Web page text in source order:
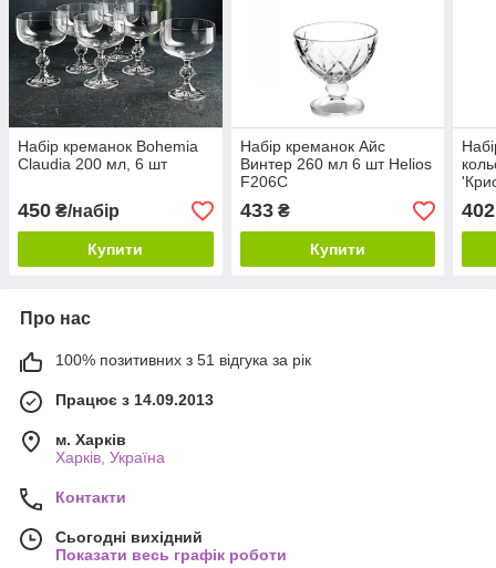
Набір креманок Bohemia
Claudia 200 мл, 6 шт
450 ₴/набір
Купити
Набір креманок Айс
Винтер 260 мл 6 шт Helios
F206C
433₴
Купити
402
Про нас
100% позитивних з 51 відгука за рік
Працює з 14.09.2013
м. Харків
Харків, Україна
Контакти
Сьогодні вихідний
Показати весь графік роботи